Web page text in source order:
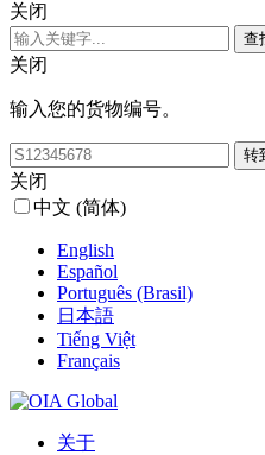
关闭
关闭
输入您的货物编号。
关闭
中文 (简体)
English
Español
Português (Brasil)
日本語
Tiếng Việt
Français
关于